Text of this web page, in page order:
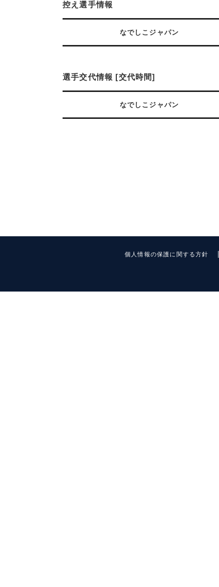
控え選手情報
なでしこジャパン
選手交代情報 [交代時間]
なでしこジャパン
個人情報の保護に関する方針